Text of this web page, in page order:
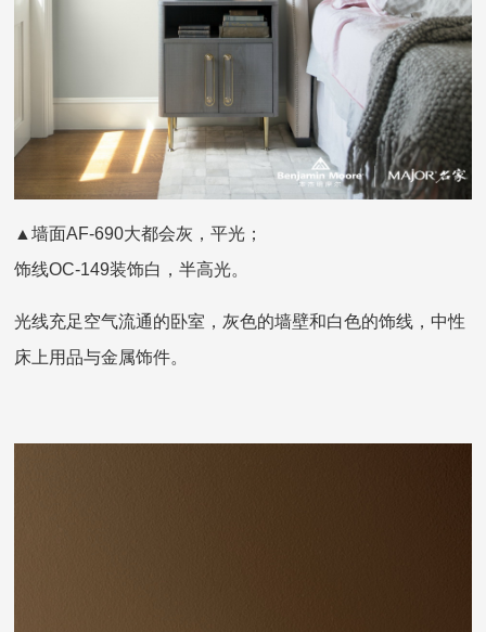
▲墙面AF-690大都会灰，平光；
饰线OC-149装饰白，半高光。
光线充足空气流通的卧室，灰色的墙壁和白色的饰线，中性
床上用品与金属饰件。